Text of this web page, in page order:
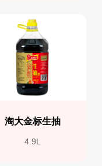
淘大金标生抽
4.9L